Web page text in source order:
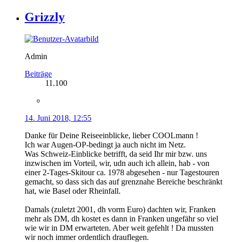
Grizzly
Admin
Beiträge
11.100
14. Juni 2018, 12:55
Danke für Deine Reiseeinblicke, lieber COOLmann !
Ich war Augen-OP-bedingt ja auch nicht im Netz.
Was Schweiz-Einblicke betrifft, da seid Ihr mir bzw. uns
inzwischen im Vorteil, wir, udn auch ich allein, hab - von
einer 2-Tages-Skitour ca. 1978 abgesehen - nur Tagestouren
gemacht, so dass sich das auf grenznahe Bereiche beschränkt
hat, wie Basel oder Rheinfall.
Damals (zuletzt 2001, dh vorm Euro) dachten wir, Franken
mehr als DM, dh kostet es dann in Franken ungefähr so viel
wie wir in DM erwarteten. Aber weit gefehlt ! Da mussten
wir noch immer ordentlich drauflegen.